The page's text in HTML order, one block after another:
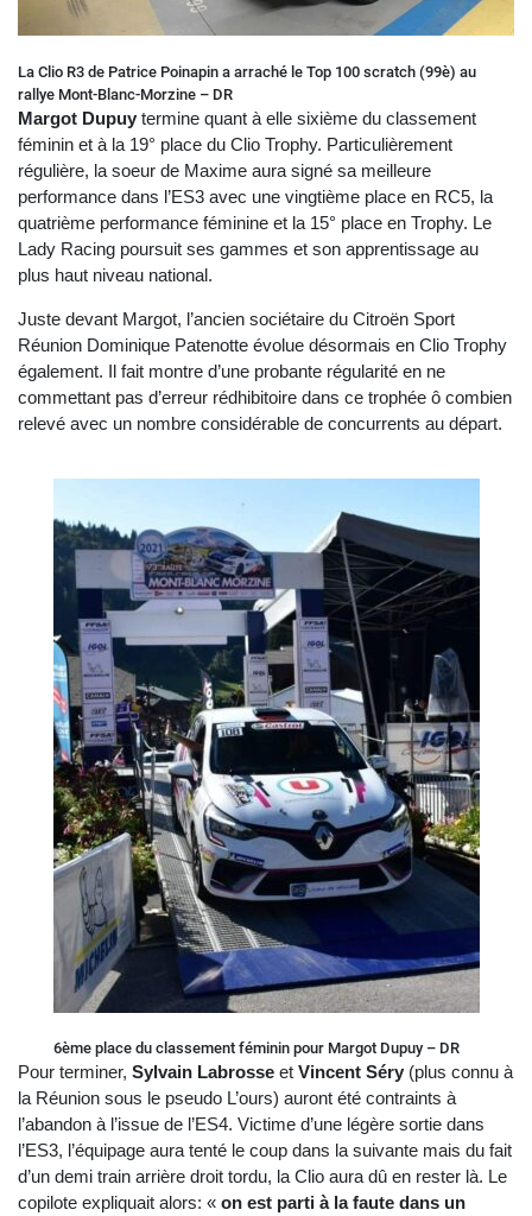
La Clio R3 de Patrice Poinapin a arraché le Top 100 scratch (99è) au
rallye Mont-Blanc-Morzine – DR
Margot Dupuy termine quant à elle sixième du classement
féminin et à la 19° place du Clio Trophy. Particulièrement
régulière, la soeur de Maxime aura signé sa meilleure
performance dans l’ES3 avec une vingtième place en RC5, la
quatrième performance féminine et la 15° place en Trophy. Le
Lady Racing poursuit ses gammes et son apprentissage au
plus haut niveau national.
Juste devant Margot, l’ancien sociétaire du Citroën Sport
Réunion Dominique Patenotte évolue désormais en Clio Trophy
également. Il fait montre d’une probante régularité en ne
commettant pas d’erreur rédhibitoire dans ce trophée ô combien
relevé avec un nombre considérable de concurrents au départ.
6ème place du classement féminin pour Margot Dupuy – DR
Pour terminer, Sylvain Labrosse et Vincent Séry (plus connu à
la Réunion sous le pseudo L’ours) auront été contraints à
l’abandon à l’issue de l’ES4. Victime d’une légère sortie dans
l’ES3, l’équipage aura tenté le coup dans la suivante mais du fait
d’un demi train arrière droit tordu, la Clio aura dû en rester là. Le
copilote expliquait alors: « on est parti à la faute dans un